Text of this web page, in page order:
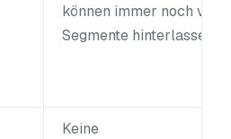
können immer noch
Segmente hinterlassen
Keine